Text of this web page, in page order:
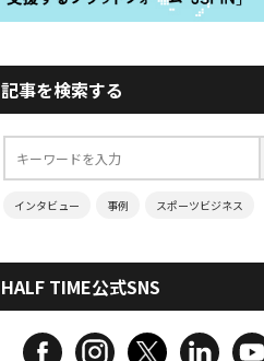
記事を検索する
インタビュー 事例 スポーツビジネス
HALF TIME公式SNS